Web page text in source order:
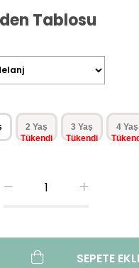
Tablosu
2 Yaş 3 Yaş 4 Yaş